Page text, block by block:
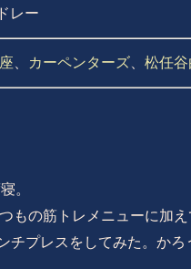
レー
カーペンターズ 松任谷
。
もの筋トレメニューに加
チプレスをしてみた。か